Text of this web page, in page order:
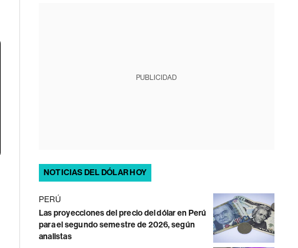
PUBLICIDAD
NOTICIAS DEL DÓLAR HOY
PERÚ
Las proyecciones del precio del dólar en Perú
para el segundo semestre de 2026, según
analistas